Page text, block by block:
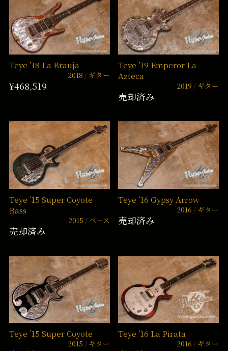
Teye ’18 La Brauja
2018 ギター
¥468,519
Teye ’19 Emperor La
Azteca
2019 ギター
売却済み
Teye ’15 Super Coyote
Bass
2015 ベース
売却済み
Teye ’16 Gypsy Arrow
2016 ギター
売却済み
Teye ’15 Super Coyote
2015 ギター
Teye ’16 La Pirata
2016 ギター